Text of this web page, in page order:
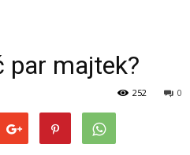
par majtek?
0
252